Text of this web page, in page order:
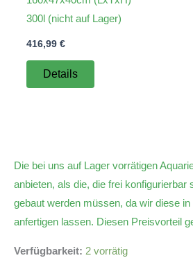
300l (nicht auf Lager)
416,99 €
Details
Die bei uns auf Lager vorrätigen
anbieten, als die, die frei konfigurierbar
gebaut werden müssen, da wir diese
anfertigen lassen. Diesen Preisvorteil
Verfügbarkeit: 2 vorrätig